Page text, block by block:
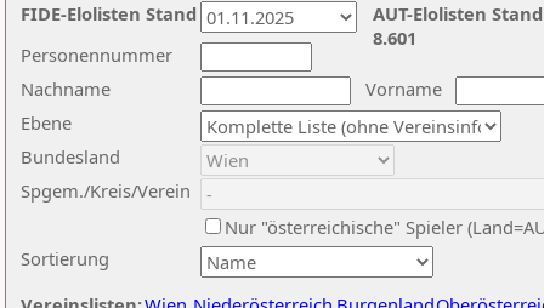
Nachname
Vorname
Ebene
Sortierung
Personennummer
Bundesland
Spgem./Kreis/Verein
Nur "österreichische" Spieler
AUT-Elolisten
8.601
FIDE-Elolisten Stand